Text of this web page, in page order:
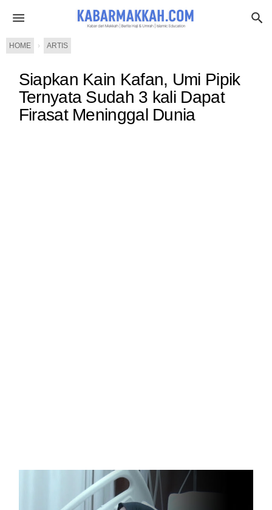
HOME › ARTIS
Siapkan Kain Kafan, Umi Pipik
Ternyata Sudah 3 kali Dapat
Firasat Meninggal Dunia